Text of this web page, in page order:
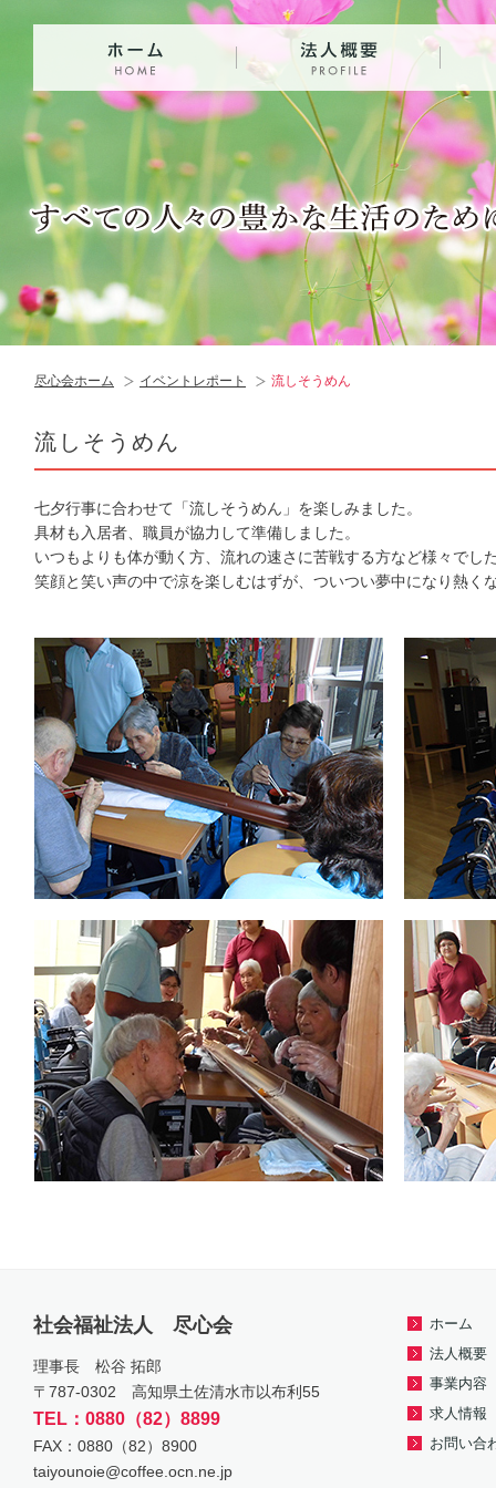
尽心会ホーム イベントレポート 流しそうめん
流しそうめん
七夕行事に合わせて「流しそうめん」を楽しみました。
具材も入居者、職員が協力して準備しました。
いつもよりも体が動く方、流れの速さに苦戦する方など様々でし
笑顔と笑い声の中で涼を楽しむはずが、ついつい夢中になり熱く
ホーム
法人概要
事業内容
求人情報
お問い合
社会福祉法人 尽心会
理事長 松谷 拓郎
〒787-0302 高知県土佐清水市以布利55
TEL：0880（82）8899
FAX：0880（82）8900
taiyounoie@coffee.ocn.ne.jp